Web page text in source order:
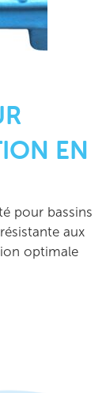
EN
pour bassins
aux
optimale